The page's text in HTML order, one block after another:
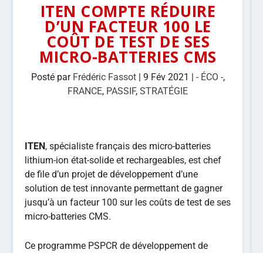
ITEN COMPTE RÉDUIRE
D’UN FACTEUR 100 LE
COÛT DE TEST DE SES
MICRO-BATTERIES CMS
Posté par Frédéric Fassot| 9 Fév 2021 | - ÉCO -,
FRANCE, PASSIF,STRATÉGIE
ITEN, spécialiste français des micro-batteries
lithium-ion état-solide et rechargeables, est chef
de file d’un projet de développement d’une
solution de test innovante permettant de gagner
jusqu’à un facteur 100 sur les coûts de test de ses
micro-batteries CMS.
Ce programme PSPCR de développement de